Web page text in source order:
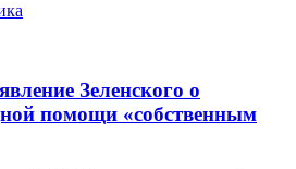
Зеленского о
помощи «собственным